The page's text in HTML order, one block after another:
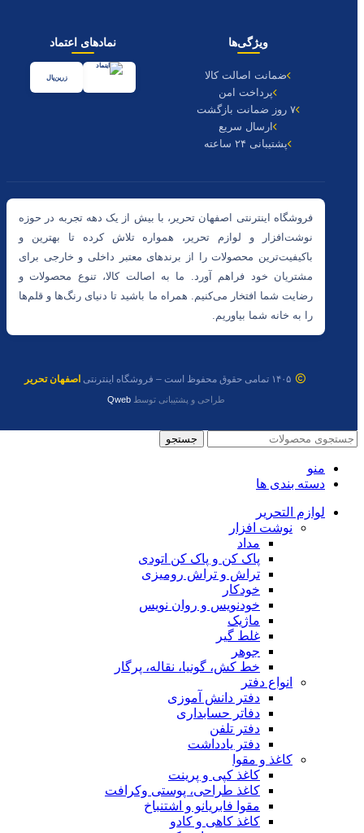
ویژگی‌ها
ضمانت اصالت کالا
پرداخت امن
۷ روز ضمانت بازگشت
ارسال سریع
پشتیبانی ۲۴ ساعته
نمادهای اعتماد
زرین‌پال
فروشگاه اینترنتی اصفهان تحریر، با بیش از یک دهه تجربه در حوزه
نوشت‌افزار و لوازم تحریر، همواره تلاش کرده تا بهترین و
باکیفیت‌ترین محصولات را از برندهای معتبر داخلی و خارجی برای
مشتریان خود فراهم آورد. ما به اصالت کالا، تنوع محصولات و
رضایت شما افتخار می‌کنیم. همراه ما باشید تا دنیای رنگ‌ها و قلم‌ها
را به خانه شما بیاوریم.
۱۴۰۵ تمامی حقوق محفوظ است – فروشگاه اینترنتی اصفهان تحریر
طراحی و پشتیبانی توسطQweb
جستجو
منو
دسته بندی ها
لوازم التحریر
نوشت افزار
مداد
پاک کن و پاک کن اتودی
تراش و تراش رومیزی
خودکار
خودنویس و روان نویس
ماژیک
غلط گیر
جوهر
خط کش، گونیا، نقاله، پرگار
انواع دفتر
دفتر دانش آموزی
دفاتر حسابداری
دفتر تلفن
دفتر یادداشت
کاغذ و مقوا
کاغذ کپی و پرینت
کاغذ طراحی، پوستی وکرافت
مقوا فابریانو و اشتنباخ
کاغذ کاهی و کادو